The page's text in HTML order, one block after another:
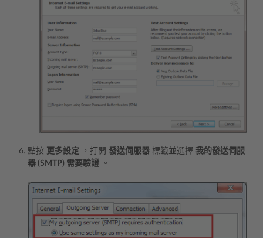
點按 更多設定 ，打開 發送伺服器 標籤並選擇 我的發送伺服
器 (SMTP) 需要驗證 。